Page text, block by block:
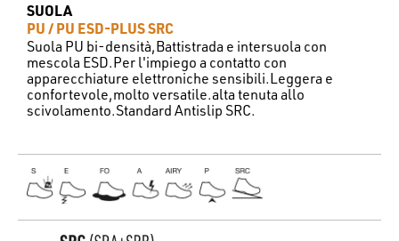
SUOLA
PU / PU ESD-PLUS SRC
Suola PU bi-densità,Battistrada e intersuola con
mescola ESD.Per l'impiego a contatto con
apparecchiature elettroniche sensibili.Leggera e
confortevole,molto versatile.alta tenuta allo
scivolamento.Standard Antislip SRC.